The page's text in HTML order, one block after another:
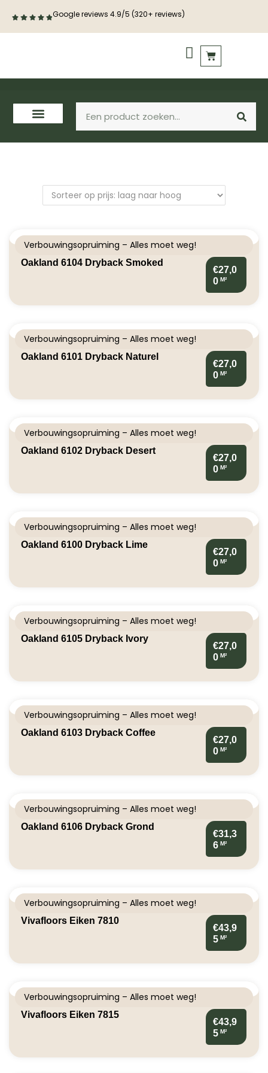
Google reviews 4.9/5 (320+ reviews)
Verbouwingsopruiming – Alles moet weg!
Oakland 6104 Dryback Smoked
€27,0
0 M²
Verbouwingsopruiming – Alles moet weg!
Oakland 6101 Dryback Naturel
€27,0
0 M²
Verbouwingsopruiming – Alles moet weg!
Oakland 6102 Dryback Desert
€27,0
0 M²
Verbouwingsopruiming – Alles moet weg!
Oakland 6100 Dryback Lime
€27,0
0 M²
Verbouwingsopruiming – Alles moet weg!
Oakland 6105 Dryback Ivory
€27,0
0 M²
Verbouwingsopruiming – Alles moet weg!
Oakland 6103 Dryback Coffee
€27,0
0 M²
Verbouwingsopruiming – Alles moet weg!
Oakland 6106 Dryback Grond
€31,3
6 M²
Verbouwingsopruiming – Alles moet weg!
Vivafloors Eiken 7810
€43,9
5 M²
Verbouwingsopruiming – Alles moet weg!
Vivafloors Eiken 7815
€43,9
5 M²